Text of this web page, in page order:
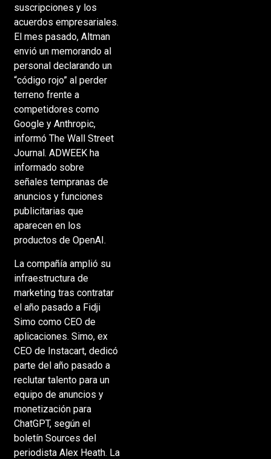
suscripciones y los
acuerdos empresariales.
El mes pasado, Altman
envió un memorando al
personal declarando un
“código rojo” al perder
terreno frente a
competidores como
Google y Anthropic,
informó The Wall Street
Journal. ADWEEK ha
informado sobre
señales tempranas de
anuncios y funciones
publicitarias que
aparecen en los
productos de OpenAI.
La compañía amplió su
infraestructura de
marketing tras contratar
el año pasado a Fidji
Simo como CEO de
aplicaciones. Simo, ex
CEO de Instacart, dedicó
parte del año pasado a
reclutar talento para un
equipo de anuncios y
monetización para
ChatGPT, según el
boletín Sources del
periodista Alex Heath. La